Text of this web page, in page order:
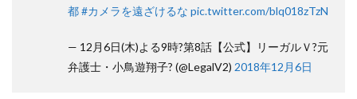
都#カメラを遠ざけるな pic.twitter.com/blq018zTzN
— 12月6日(木)よる9時?第8話【公式】リーガルＶ?元
弁護士・小鳥遊翔子? (@LegalV2) 2018年12月6日